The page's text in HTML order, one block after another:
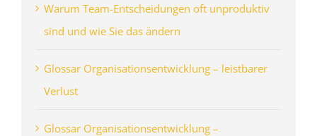
Warum Team-Entscheidungen oft unproduktiv
sind und wie Sie das ändern
Glossar Organisationsentwicklung – leistbarer
Verlust
Glossar Organisationsentwicklung –